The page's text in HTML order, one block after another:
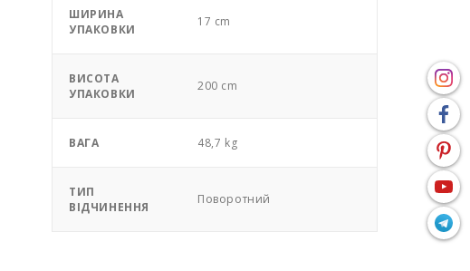
ШИРИНА
УПАКОВКИ
17 cm
ВИСОТА
УПАКОВКИ
200 cm
ВАГА 48,7 kg
ТИП
ВІДЧИНЕННЯ
Поворотний